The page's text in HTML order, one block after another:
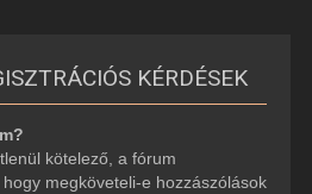
KÉRDÉSEK
kötelező, a fórum
megköveteli-e hozzászólások